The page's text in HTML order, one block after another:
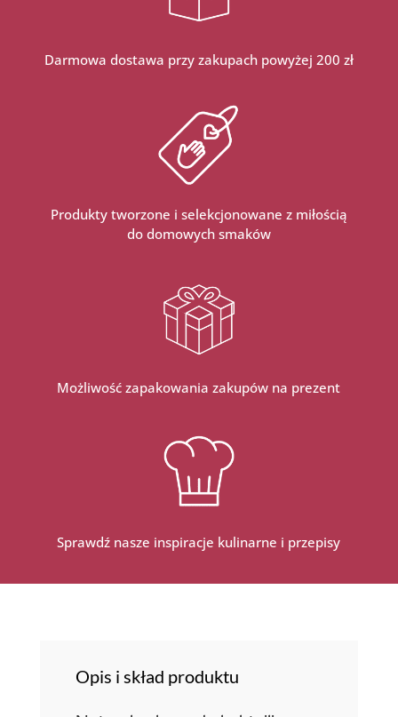
Darmowa dostawa przy zakupach powyżej 200 zł
Produkty tworzone i selekcjonowane z miłością
do domowych smaków
Możliwość zapakowania zakupów na prezent
Sprawdź nasze inspiracje kulinarne i przepisy
Opis i skład produktu